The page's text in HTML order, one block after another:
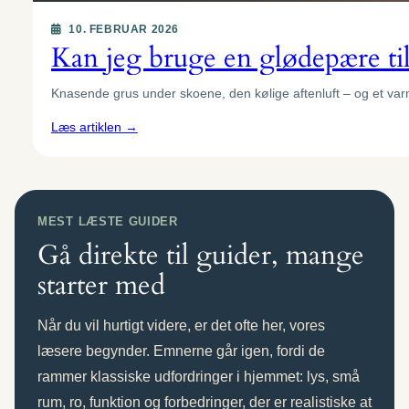
10. FEBRUAR 2026
Kan jeg bruge en glødepære
Knasende grus under skoene, den kølige aftenluft – og et
Læs artiklen →
glødepære
til
udendørs
brug?
MEST LÆSTE GUIDER
Gå direkte til guider, mange
starter med
Når du vil hurtigt videre, er det ofte her, vores
læsere begynder. Emnerne går igen, fordi de
rammer klassiske udfordringer i hjemmet: lys, små
rum, ro, funktion og forbedringer, der er realistiske at